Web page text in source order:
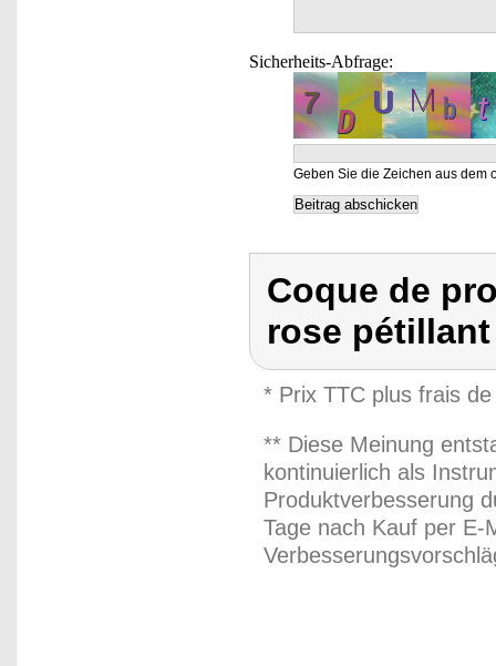
Sicherheits-Abfrage:
Geben Sie die Zeichen aus dem
Coque de
rose pétillant
* Prix TTC plus frais
** Diese Meinung
kontinuierlich als
Produktverbesserung
Tage nach Kauf per E-